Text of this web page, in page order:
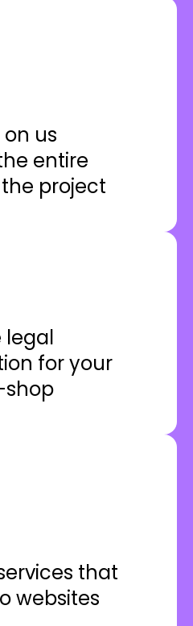
us
entire
project
legal
for your
shop
that
websites